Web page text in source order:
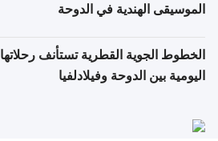
الموسيقى الهندية في الدوحة
الخطوط الجوية القطرية تستأنف رحلاتها
اليومية بين الدوحة وفيلادلفيا